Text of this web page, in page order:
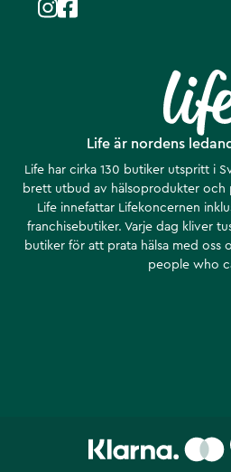
Life är nordens
Life har cirka 130 butiker utspritt i
brett utbud av hälsoprodukter och
Life innefattar Lifekoncernen
franchisebutiker. Varje dag kliver
butiker för att prata hälsa med oss
people who